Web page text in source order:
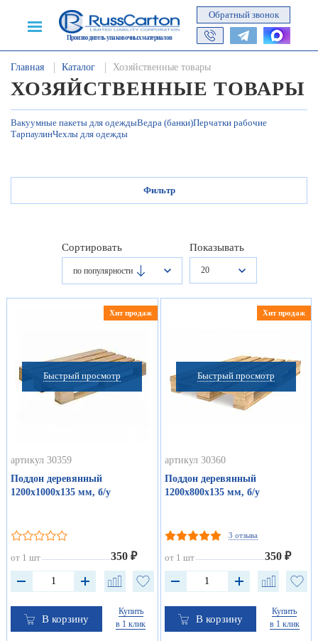
Производитель упаковочных материалов
Обратный звонок
Главная Каталог Хозяйственные товары
ХОЗЯЙСТВЕННЫЕ ТОВАРЫ
Вакуумные пакеты для одеждыВедра (банки)Перчатки рабочие
ТарпаулинЧехлы для одежды
Фильтр
Сортировать
по популярности
Показывать
20
Быстрый просмотр
Хит продаж
артикул 30359
Поддон деревянный
1200х1000х135 мм, б/у
от 1 шт 350 ₽
В корзину
Купить
в 1 клик
Быстрый просмотр
Хит продаж
артикул 30360
Поддон деревянный
1200х800х135 мм, б/у
3 отзыва
от 1 шт 350 ₽
В корзину
Купить
в 1 клик